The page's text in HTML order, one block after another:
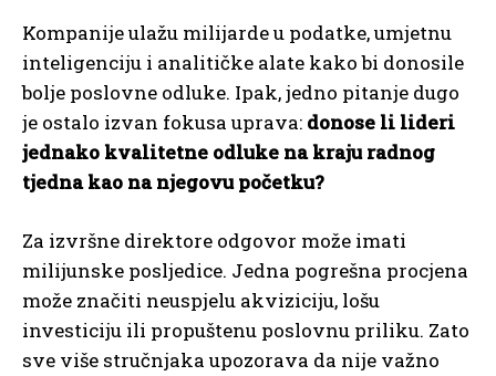
Kompanije ulažu milijarde u podatke, umjetnu
inteligenciju i analitičke alate kako bi donosile
bolje poslovne odluke. Ipak, jedno pitanje dugo
je ostalo izvan fokusa uprava: donose li lideri
jednako kvalitetne odluke na kraju radnog
tjedna kao na njegovu početku?
Za izvršne direktore odgovor može imati
milijunske posljedice. Jedna pogrešna procjena
može značiti neuspjelu akviziciju, lošu
investiciju ili propuštenu poslovnu priliku. Zato
sve više stručnjaka upozorava da nije važno